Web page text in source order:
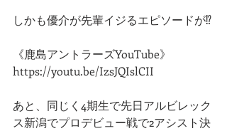
しかも優介が先輩イジるエピソードが⁉️
《鹿島アントラーズYouTube》
https://youtu.be/IzsJQIslCII
あと、同じく4期生で先日アルビレック
ス新潟でプロデビュー戦で2アシスト決